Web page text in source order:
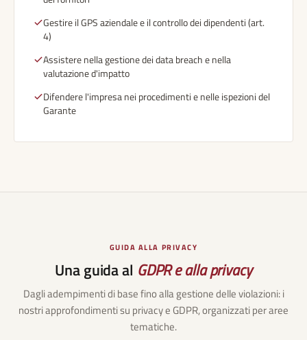
Gestire il GPS aziendale e il controllo dei dipendenti (art.
4)
Assistere nella gestione dei data breach e nella
valutazione d'impatto
Difendere l'impresa nei procedimenti e nelle ispezioni del
Garante
GUIDA ALLA PRIVACY
Una guida al GDPR e alla privacy
Dagli adempimenti di base fino alla gestione delle violazioni: i
nostri approfondimenti su privacy e GDPR, organizzati per aree
tematiche.